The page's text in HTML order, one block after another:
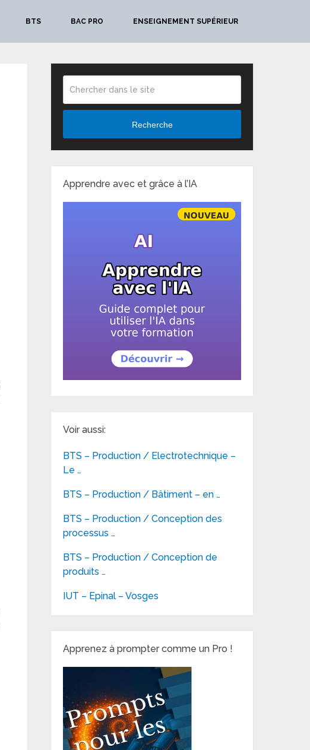
BTS BAC PRO ENSEIGNEMENT SUPÉRIEUR
Recherche
Apprendre avec et grâce à l’IA
Voir aussi:
BTS – Production / Electrotechnique –
Le …
BTS – Production / Bâtiment – en …
BTS – Production / Conception des
processus …
BTS – Production / Conception de
produits …
IUT – Epinal – Vosges
Apprenez à prompter comme un Pro !